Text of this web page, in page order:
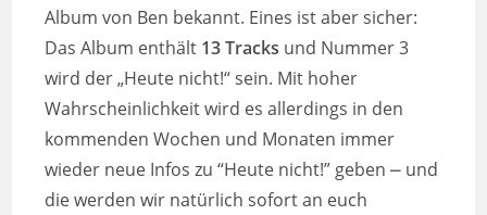
Album von Ben bekannt. Eines ist aber sicher:
Das Album enthält 13 Tracks und Nummer 3
wird der „Heute nicht!“ sein. Mit hoher
Wahrscheinlichkeit wird es allerdings in den
kommenden Wochen und Monaten immer
wieder neue Infos zu “Heute nicht!” geben ⎼ und
die werden wir natürlich sofort an euch